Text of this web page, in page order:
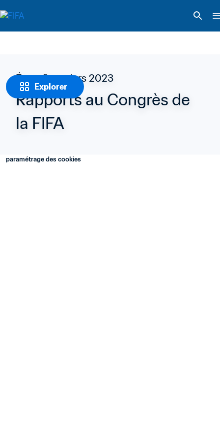
Explorer
États financiers 2023
Rapports au Congrès de
la FIFA
paramétrage des cookies